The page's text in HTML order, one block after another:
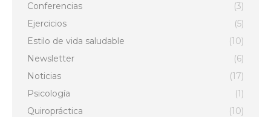
Conferencias
(3)
Ejercicios
(5)
Estilo de vida saludable
(10)
Newsletter
(6)
Noticias
(17)
Psicología
(1)
Quiropráctica
(10)